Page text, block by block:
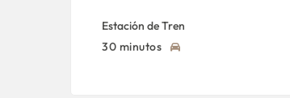
Estación de Tren
30 minutos